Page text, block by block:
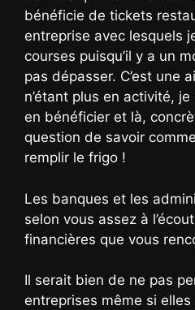
bénéficie de tickets
entreprise avec lesquels
courses puisqu’il y a un
pas dépasser. C’est une
n’étant plus en activité,
en bénéficier et là,
question de savoir
remplir le frigo !
Les banques et les
selon vous assez à
financières que vous
Il serait bien de ne pas
entreprises même si